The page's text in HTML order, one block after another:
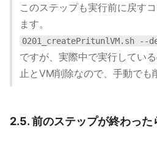
このステップも実行前に戻す
ます。
0201_createPritunlVM.sh --
ですが、実際中で実行してい
止とVM削除なので、手動でも
2.5. 前のステップが終わった